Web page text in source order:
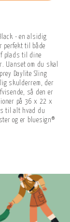
- en alsidig
perfekt til både
plads til dine
Uanset om du skal
Daylite Sling
skulderrem, der
så den er
på 36 x 22 x
til alt hvad du
og er bluesign®